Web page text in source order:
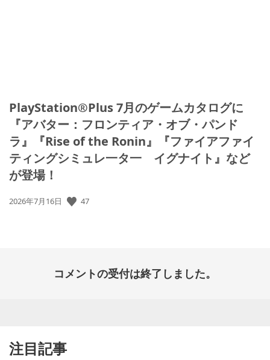
PlayStation®Plus 7月のゲームカタログに
『アバター：フロンティア・オブ・パンド
ラ』『Rise of the Ronin』『ファイアファイ
ティングシミュレ一タ一 イグナイト』など
が登場！
公
2026年7月16日 47
コメントの受付は終了しました。
注目記事